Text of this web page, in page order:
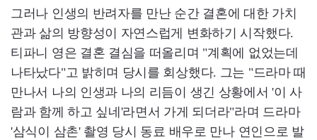
그러나 인생의 반려자를 만난 순간 결혼에 대한 가치
관과 삶의 방향성이 자연스럽게 변화하기 시작했다.
티파니 영은 결혼 결심을 떠올리며 "계획에 없었는데
나타났다"고 밝히며 당시를 회상했다. 그는 "드라마 때
만나서 나의 인생과 나의 리듬이 생긴 상황에서 '이 사
람과 함께 하고 싶네'라면서 가게 되더라"라며 드라마
'삼식이 삼촌' 촬영 당시 동료 배우로 만나 연인으로 발